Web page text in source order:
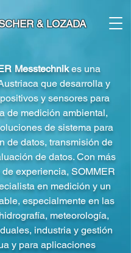
& LOZADA
Messtechnikes una
que desarrolla y
y sensores para
de medición ambiental,
de sistema para
de datos, transmisión de
de datos. Con más
experiencia, SOMMER
en medición y un
especialmente en las
meteorología,
industria y gestión
y para aplicaciones